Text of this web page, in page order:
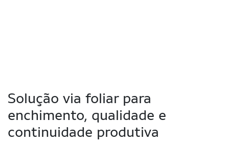
Solução via foliar para
enchimento, qualidade e
continuidade produtiva